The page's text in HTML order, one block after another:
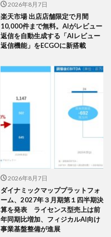
2026年8月7日
楽天市場 出店店舗限定で月間
10,000件まで無料。AIがレビュー
返信を自動生成する「AIレビュー
返信機能」をECGOに新搭載
2026年8月7日
ダイナミックマッププラットフォ
ーム、2027年３月期第１四半期決
算を発表 ライセンス型売上は前
年同期比増加、フィジカルAI向け
事業基盤整備が進展